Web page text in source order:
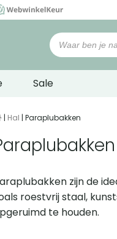
Sale
| Hal | Paraplubakken
zijn de
roestvrij staal,
te houden.